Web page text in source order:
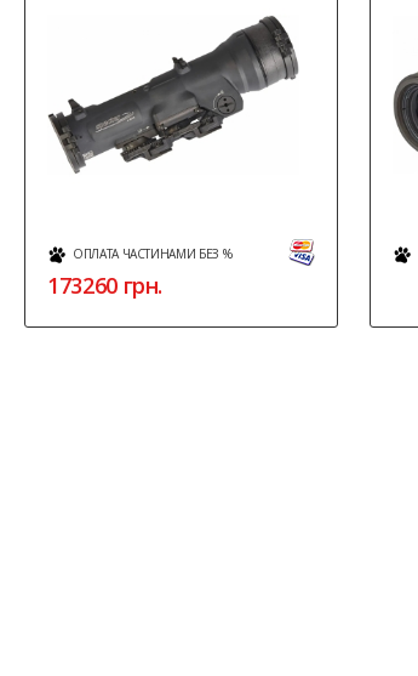
ОПЛАТА ЧАСТИНАМИ БЕЗ %
173260грн.